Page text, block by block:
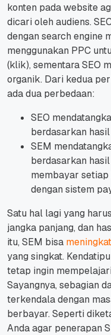
konten pada website
dicari oleh audiens.
dengan search engine
menggunakan PPC
(klik), sementara SEO
organik. Dari kedua
ada dua perbedaan:
SEO
berdasarkan
SEM
berdasarkan
membayar
dengan sistem
Satu hal lagi yang
jangka panjang, dan
itu, SEM bisa
yang singkat.
tetap ingin
Sayangnya, sebagian
terkendala dengan
berbayar. Seperti
Anda agar penerapan